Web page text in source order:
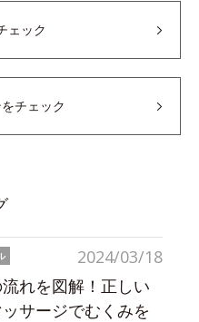
ェック
チェック
2024/03/18
れを図解！正しい
サージでむくみを